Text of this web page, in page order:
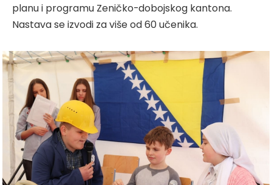
planu i programu Zeničko-dobojskog kantona.
Nastava se izvodi za više od 60 učenika.